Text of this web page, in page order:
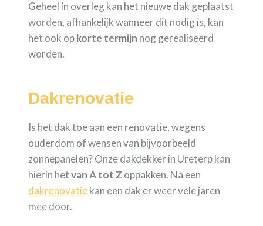
Geheel in overleg kan het nieuwe dak geplaatst
worden, afhankelijk wanneer dit nodig is, kan
het ook opkorte termijn nog gerealiseerd
worden.
Dakrenovatie
Is het dak toe aan een renovatie, wegens
ouderdom of wensen van bijvoorbeeld
zonnepanelen? Onze dakdekker in Ureterp kan
hierin hetvan A tot Z oppakken. Na een
dakrenovatiekan een dak er weer vele jaren
mee door.